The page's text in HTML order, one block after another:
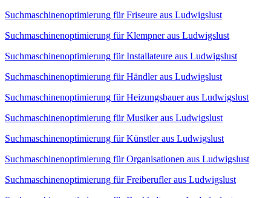
Suchmaschinenoptimierung für Friseure aus Ludwigslust
Suchmaschinenoptimierung für Klempner aus Ludwigslust
Suchmaschinenoptimierung für Installateure aus Ludwigslust
Suchmaschinenoptimierung für Händler aus Ludwigslust
Suchmaschinenoptimierung für Heizungsbauer aus Ludwigslust
Suchmaschinenoptimierung für Musiker aus Ludwigslust
Suchmaschinenoptimierung für Künstler aus Ludwigslust
Suchmaschinenoptimierung für Organisationen aus Ludwigslust
Suchmaschinenoptimierung für Freiberufler aus Ludwigslust